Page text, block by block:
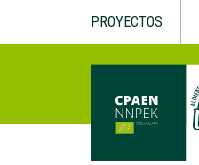
PROYECTOS